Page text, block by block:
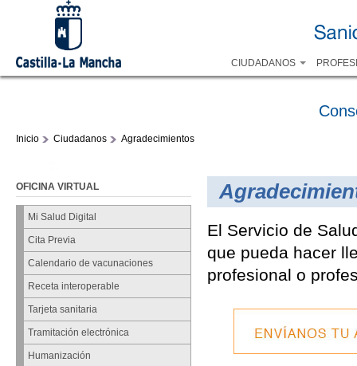
CIUDADANOS
Inicio Ciudadanos Agradecimientos
OFICINA VIRTUAL
Mi Salud Digital
Cita Previa
Calendario de vacunaciones
Receta interoperable
Tarjeta sanitaria
Tramitación electrónica
Humanización
El Servicio de
que pueda hacer
profesional o